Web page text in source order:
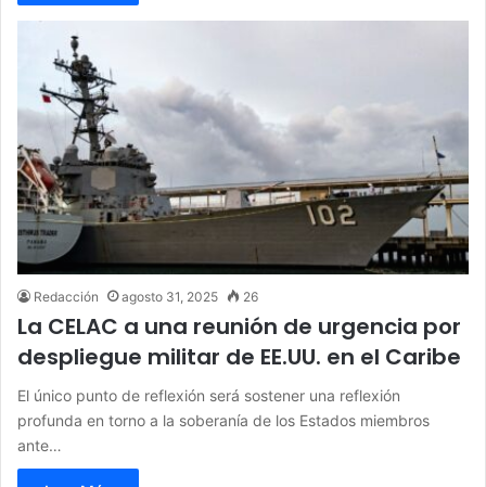
Redacción agosto 31, 2025 26
La CELAC a una reunión de urgencia por
despliegue militar de EE.UU. en el Caribe
El único punto de reflexión será sostener una reflexión
profunda en torno a la soberanía de los Estados miembros
ante…